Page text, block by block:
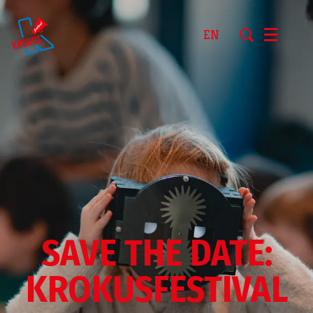
EN Menu
SAVE THE DATE:
KROKUSFESTIVAL